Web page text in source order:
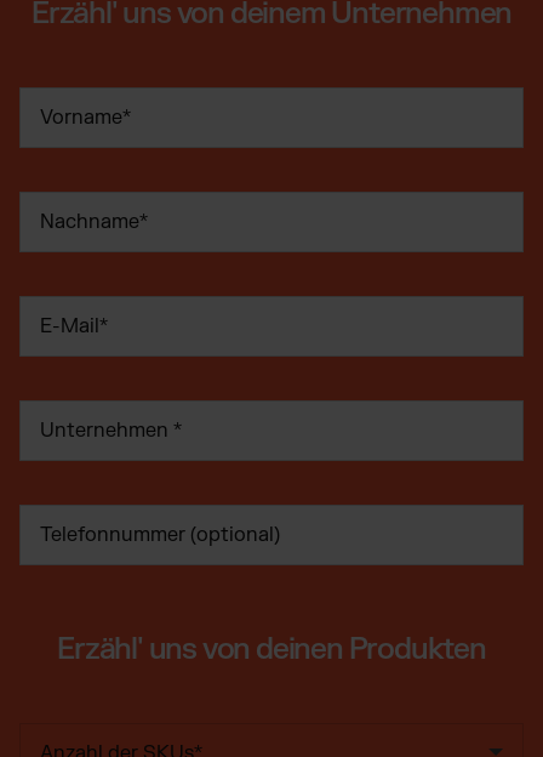
Erzähl' uns von deinem Unternehmen
Erzähl' uns von deinen Produkten